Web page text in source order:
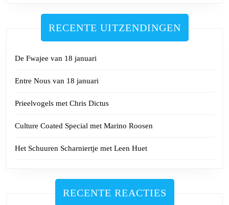
RECENTE UITZENDINGEN
De Fwajee van 18 januari
Entre Nous van 18 januari
Prieelvogels met Chris Dictus
Culture Coated Special met Marino Roosen
Het Schuuren Scharniertje met Leen Huet
RECENTE REACTIES